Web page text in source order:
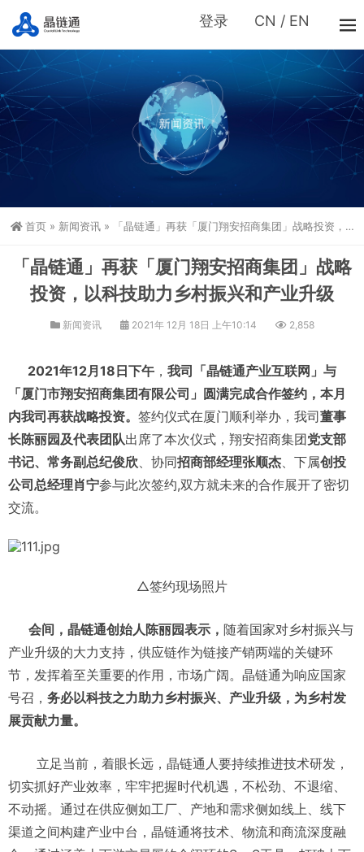
登录 CN / EN
首页 » 新闻资讯 » 「晶链通」再获「厦门翔安招商集团」战略投资，以科技助力乡村振兴和产业升级
「晶链通」再获「厦门翔安招商集团」战略
投资，以科技助力乡村振兴和产业升级
新闻资讯 2021年 12月 18日 上午10:14 2,858
2021年12月18日下午 ， 我司「晶链通产业互联网」与
「厦门市翔安招商集团有限公司 」圆满完成合作签约，本月
内我司再获战略投资。 签约仪式在厦门顺利举办，我司董事
长陈丽园及代表团队出席了本次仪式，翔安招商集团党支部
书记、常务副总纪俊欣 、协同招商部经理张顺杰 、下属创投
公司总经理肖宁参与此次签约,双方就未来的合作展开了密切
交流。
△签约现场照片
会间，晶链通创始人陈丽园表示， 随着国家对乡村振兴与
产业升级的大力支持，供应链作为链接产销两端的关键环
节，发挥着至关重要的作用，市场广阔。晶链通为响应国家
号召， 务必以科技之力助力乡村振兴、产业升级，为乡村发
展贡献力量。
立足当前，着眼长远，晶链通人要持续推进技术研发，
切实抓好产业效率，牢牢把握时代机遇，不松劲、不退缩、
不动摇。通过在供应侧如工厂、产地和需求侧如线上、线下
渠道之间构建产业中台，晶链通将技术、物流和商流深度融